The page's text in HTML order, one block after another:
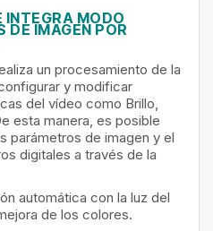
INTEGRA MODO
DE IMAGEN POR
un procesamiento de la
y modificar
del vídeo como Brillo,
esta manera, es posible
parámetros de imagen y el
digitales a través de la
automática con la luz del
de los colores.